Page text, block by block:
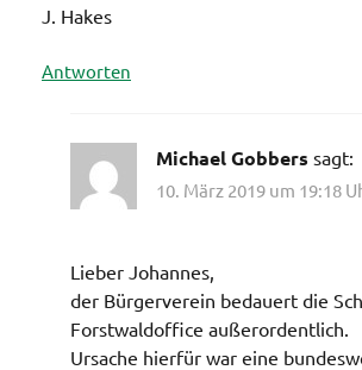
J. Hakes
Antworten
Michael Gobbers sagt:
10. März 2019 um 19:18
Lieber Johannes,
der Bürgerverein bedauert die
Forstwaldoffice außerordentlich.
Ursache hierfür war eine